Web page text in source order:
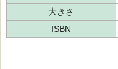
大きさ
ISBN